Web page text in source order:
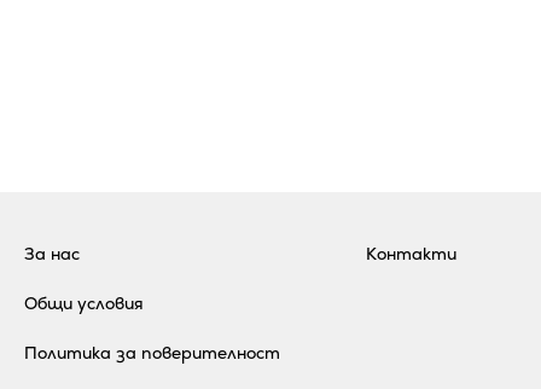
За нас
Общи условия
Политика за поверителност
Контакти